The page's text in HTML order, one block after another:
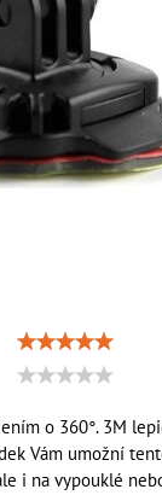
o 360°. 3M
Vám umožní
i na vypouklé